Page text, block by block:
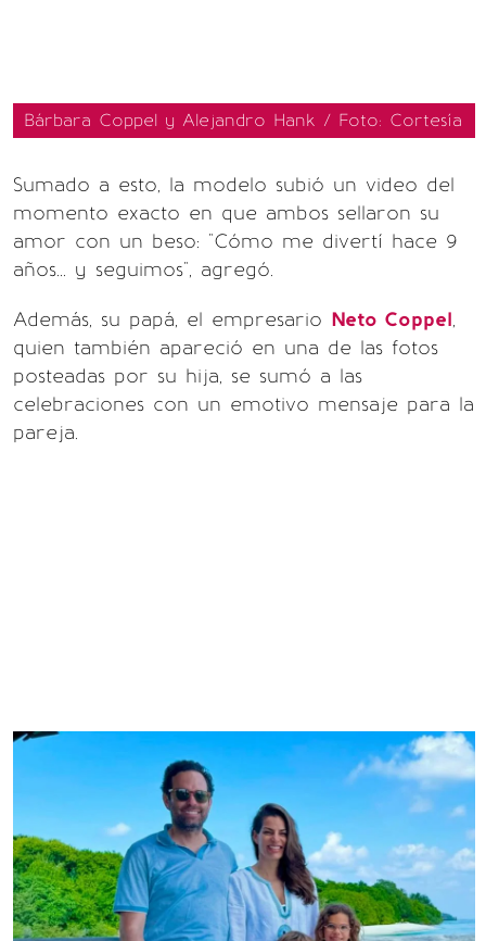
Bárbara Coppel y Alejandro Hank / Foto: Cortesía
Sumado a esto, la modelo subió un video del
momento exacto en que ambos sellaron su
amor con un beso: "Cómo me divertí hace 9
años... y seguimos", agregó.
Además, su papá, el empresario Neto Coppel,
quien también apareció en una de las fotos
posteadas por su hija, se sumó a las
celebraciones con un emotivo mensaje para la
pareja.